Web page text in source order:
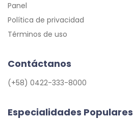
Panel
Política de privacidad
Términos de uso
Contáctanos
(+58) 0422-333-8000
Especialidades Populares